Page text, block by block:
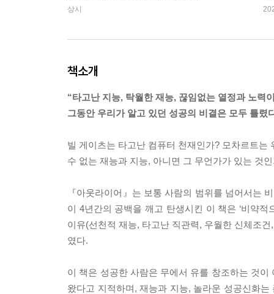
상시
책소개
“타고난 지능, 탁월한 재능, 끊임없는 열정과 노력
그동안 우리가 알고 있던 성공의 비결은 모두 틀렸
빌 게이츠는 타고난 컴퓨터 천재인가? 모차르트
수 없는 재능과 지능, 아니면 그 무언가가 있는 것
『아웃라이어』는 보통 사람의 범위를 넘어서는
이 4년간의 공백을 깨고 탄생시킨 이 책은 ‘비약적
이유(선천적 재능, 타고난 직관력, 우월한 신체조
였다.
이 책은 성공한 사람은 무에서 유를 창조하는 것
왔다고 지적하며, 재능과 지능, 놀라운 성공신화는